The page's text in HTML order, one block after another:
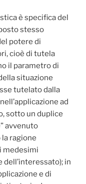
è specifica del
stesso
potere di
cioè di tutela
il parametro di
situazione
tutelato dalla
ad
sotto un duplice
avvenuto
ragione
medesimi
in
e di